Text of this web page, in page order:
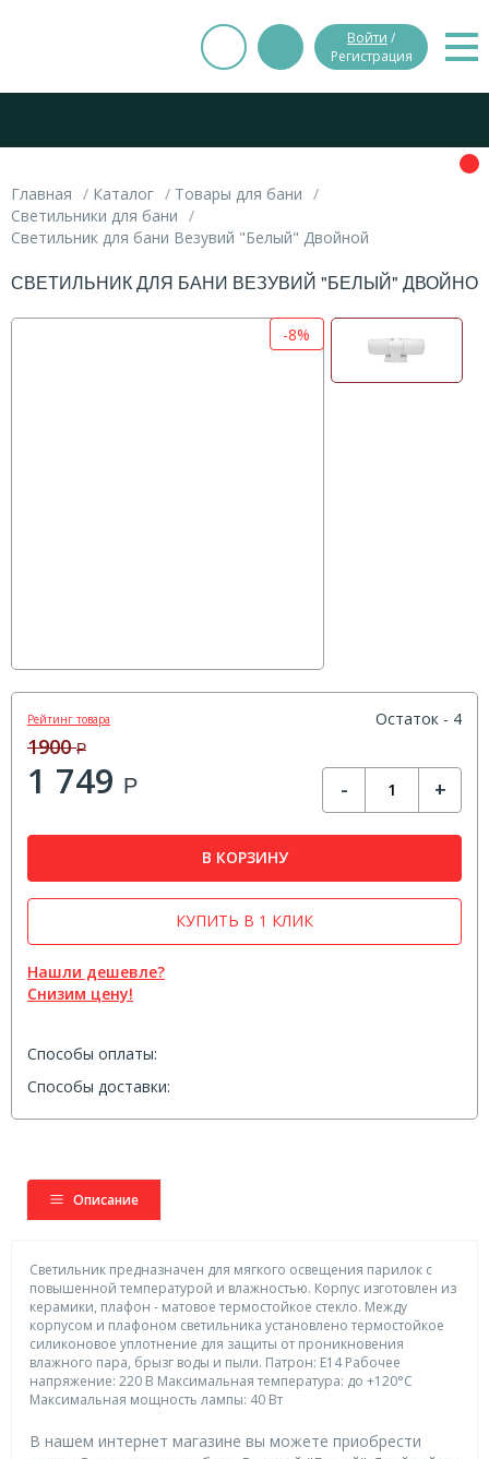
Войти /
Регистрация
Главная Каталог
Товары для бани
Светильники для бани
Светильник для бани Везувий "Белый" Двойной
СВЕТИЛЬНИК ДЛЯ БАНИ ВЕЗУВИЙ "БЕЛЫЙ"
-8%
Рейтинг товара Остаток - 4
1900Р
1 749 Р - +
В КОРЗИНУ
Нашли дешевле?
Снизим цену!
КУПИТЬ В 1 КЛИК
Способы оплаты:
Способы доставки:
Описание
Светильник предназначен для мягкого освещения парилок с
повышенной температурой и влажностью. Корпус изготовлен из
керамики, плафон - матовое термостойкое стекло. Между
корпусом и плафоном светильника установлено термостойкое
силиконовое уплотнение для защиты от проникновения
влажного пара, брызг воды и пыли. Патрон: E14 Рабочее
напряжение: 220 В Максимальная температура: до +120°С
Максимальная мощность лампы: 40 Вт
В нашем интернет магазине вы можете приобрести